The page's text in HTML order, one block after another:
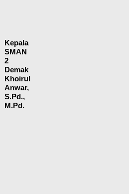
Kepala
SMAN
2
Demak
Khoirul
Anwar,
S.Pd.,
M.Pd.